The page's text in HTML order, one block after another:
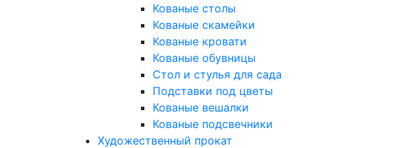
Кованые столы
Кованые скамейки
Кованые кровати
Кованые обувницы
Стол и стулья для сада
Подставки под цветы
Кованые вешалки
Кованые подсвечники
Художественный прокат